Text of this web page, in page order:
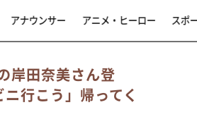
アナウンサー アニメ・ヒーロー スポ
岸田奈美さん登
行こう」帰ってく